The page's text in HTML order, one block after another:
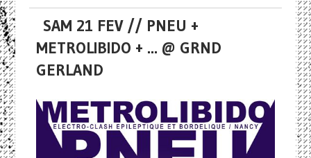
SAM 21 FEV // PNEU +
METROLIBIDO + ... @ GRND
GERLAND